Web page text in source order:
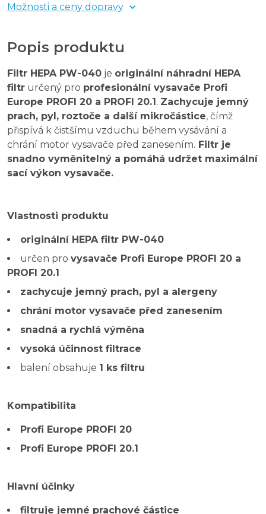
Možnosti a ceny dopravy
Popis produktu
Filtr HEPA PW-040 je originální náhradní HEPA
filtr určený pro profesionální vysavače Profi
Europe PROFI 20 a PROFI 20.1. Zachycuje jemný
prach, pyl, roztoče a další mikročástice, čímž
přispívá k čistšímu vzduchu během vysávání a
chrání motor vysavače před zanesením. Filtr je
snadno vyměnitelný a pomáhá udržet maximální
sací výkon vysavače.
Vlastnosti produktu
originální HEPA filtr PW-040
určen pro vysavače Profi Europe PROFI 20 a
PROFI 20.1
zachycuje jemný prach, pyl a alergeny
chrání motor vysavače před zanesením
snadná a rychlá výměna
vysoká účinnost filtrace
balení obsahuje 1 ks filtru
Kompatibilita
Profi Europe PROFI 20
Profi Europe PROFI 20.1
Hlavní účinky
filtruje jemné prachové částice